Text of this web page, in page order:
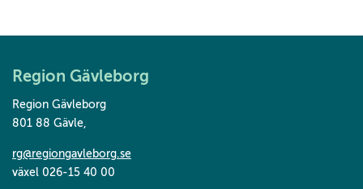
Region Gävleborg
Region Gävleborg
801 88 Gävle,
rg@regiongavleborg.se
växel 026-15 40 00